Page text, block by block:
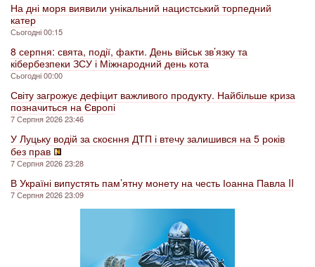
На дні моря виявили унікальний нацистський торпедний
катер
Сьогодні 00:15
8 серпня: свята, події, факти. День військ зв’язку та
кібербезпеки ЗСУ і Міжнародний день кота
Сьогодні 00:00
Світу загрожує дефіцит важливого продукту. Найбільше криза
позначиться на Європі
7 Серпня 2026 23:46
У Луцьку водій за скоєння ДТП і втечу залишився на 5 років
без прав
7 Серпня 2026 23:28
В Україні випустять пам’ятну монету на честь Іоанна Павла II
7 Серпня 2026 23:09